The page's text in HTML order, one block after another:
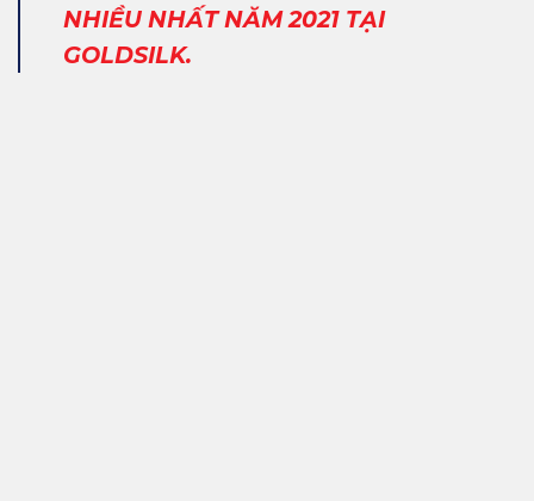
NHIỀU NHẤT NĂM 2021 TẠI
GOLDSILK.